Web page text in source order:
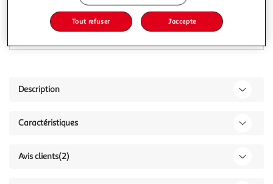
Classe énergétique
Description
Caractéristiques
Avis clients(2)
Tout refuser J'accepte